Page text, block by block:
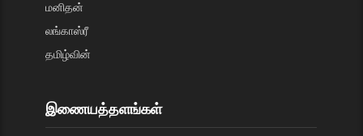
மனிதன்
லங்காஸ்ரீ
தமிழ்வின்
இணையத்தளங்கள்